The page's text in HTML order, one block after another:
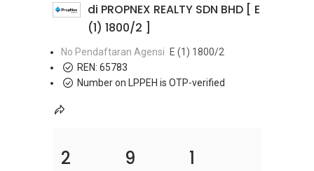
di PROPNEX REALTY SDN BHD [ E
(1) 1800/2 ]
No Pendaftaran Agensi
E (1) 1800/2
REN: 65783
Number on LPPEH is OTP-verified
2 9 1